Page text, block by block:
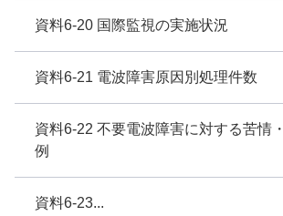
資料6-20 国際監視の実施状況
資料6-21 電波障害原因別処理件数
資料6-22 不要電波障害に対する苦情
例
資料6-23...